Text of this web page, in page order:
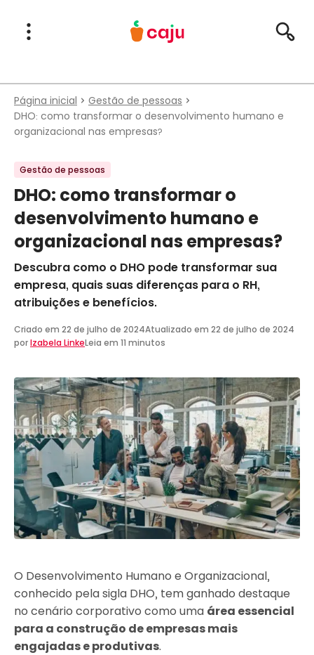
Menu Principal
Abrir Menu
Página inicial
Gestão de pessoas
DHO: como transformar o desenvolvimento humano e
organizacional nas empresas?
Gestão de pessoas
DHO: como transformar o
desenvolvimento humano e
organizacional nas empresas?
Descubra como o DHO pode transformar sua
empresa, quais suas diferenças para o RH,
atribuições e benefícios.
Criado em 22 de julho de 2024Atualizado em 22 de julho de 2024
porIzabela LinkeLeia em 11 minutos
O Desenvolvimento Humano e Organizacional,
conhecido pela sigla DHO, tem ganhado destaque
no cenário corporativo como uma área essencial
para a construção de empresas mais
engajadas e produtivas.